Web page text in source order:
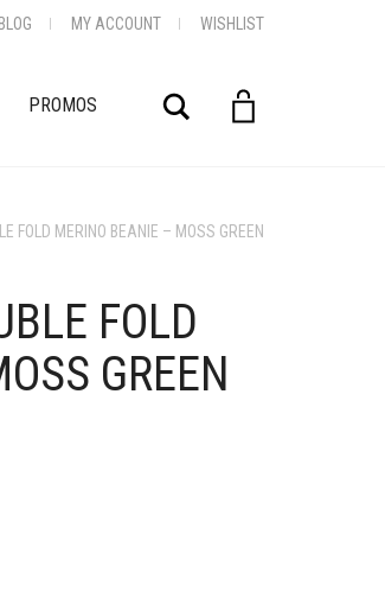
BLOG MY ACCOUNT WISHLIST
PROMOS Rechercher
FOLD MERINO BEANIE – MOSS GREEN
FOLD
GREEN